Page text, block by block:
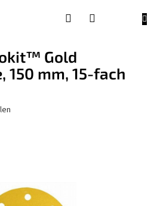
Gold
150 mm, 15-fach